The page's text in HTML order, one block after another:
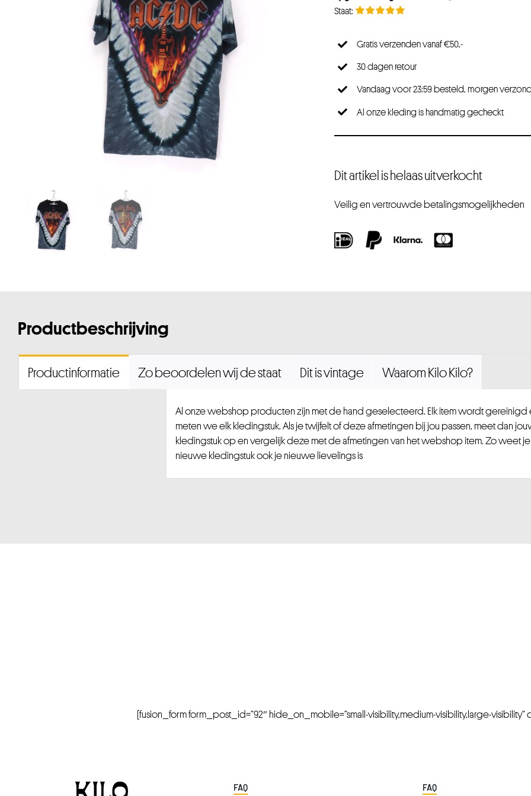
Gratis verzenden vanaf €50,-
30 dagen retour
Vandaag voor 23:59 besteld, morgen
Al onze kleding is handmatig gecheckt
Dit artikel is helaas uitverkocht
Veilig en vertrouwde betalingsmogelijkheden
Productbeschrijving
Productinformatie Zo beoordelen wij de staat Dit is vintage Waarom Kilo Kilo?
Al onze webshop producten zijn met de hand geselecteerd. Elk item wordt gereinigd
meten we elk kledingstuk. Als je twijfelt of deze afmetingen bij jou passen, meet dan
kledingstuk op en vergelijk deze met de afmetingen van het webshop item. Zo weet
nieuwe kledingstuk ook je nieuwe lievelings is
[fusion_form form_post_id=”92″ hide_on_mobile=”small-visibility,medium-visibility,large-visibility”
FAQ FAQ